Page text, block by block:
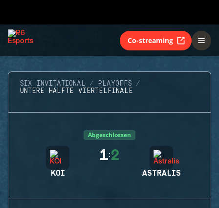
Co-streaming
SIX INVITATIONAL
PLAYOFFS
UNTERE HÄLFTE VIERTELFINALE
Abgeschlossen
KOI
1:2
ASTRALIS